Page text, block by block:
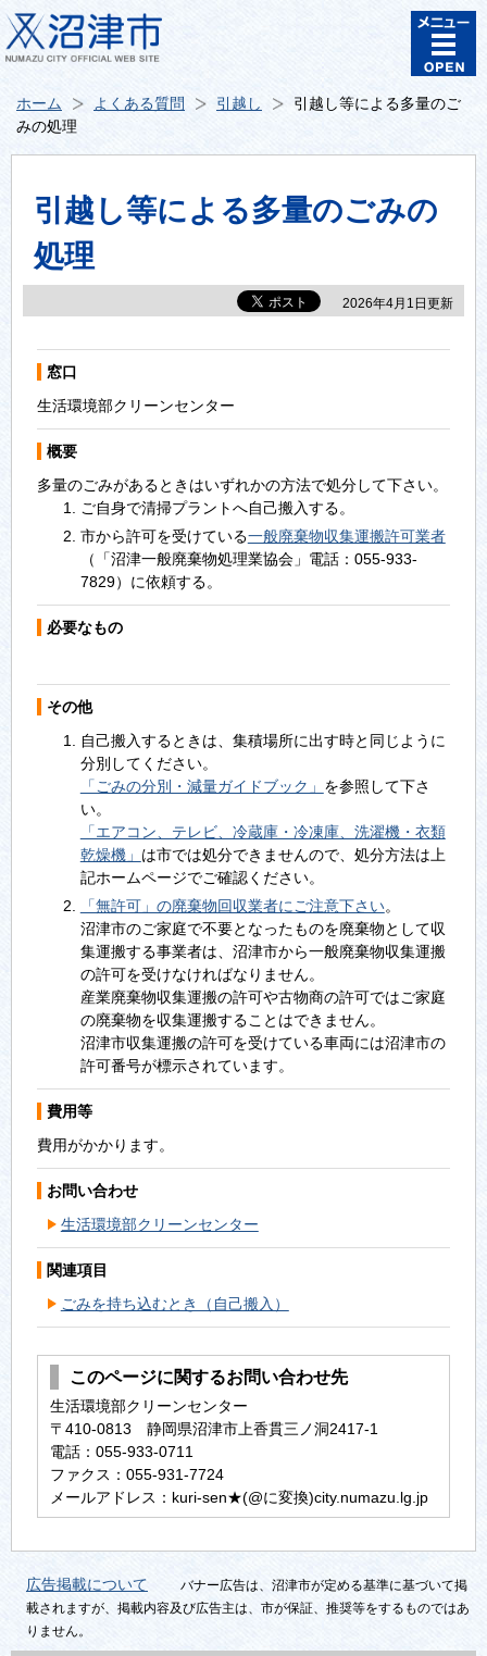
ホーム よくある質問 引越し
引越し等による多量のご
みの処理
引越し等による多量のごみの
処理
2026年4月1日更新
窓口
生活環境部クリーンセンター
概要
多量のごみがあるときはいずれかの方法で処分して下さい。
ご自身で清掃プラントへ自己搬入する。
市から許可を受けている一般廃棄物収集運搬許可業者
（「沼津一般廃棄物処理業協会」電話：055-933-
7829）に依頼する。
必要なもの
その他
自己搬入するときは、集積場所に出す時と同じように
分別してください。
「ごみの分別・減量ガイドブック」 を参照して下さ
い。
「エアコン、テレビ、冷蔵庫・冷凍庫、洗濯機・衣類
乾燥機」 は市では処分できませんので、処分方法は上
記ホームページでご確認ください。
「無許可」の廃棄物回収業者にご注意下さい。
沼津市のご家庭で不要となったものを廃棄物として収
集運搬する事業者は、沼津市から一般廃棄物収集運搬
の許可を受けなければなりません。
産業廃棄物収集運搬の許可や古物商の許可ではご家庭
の廃棄物を収集運搬することはできません。
沼津市収集運搬の許可を受けている車両には沼津市の
許可番号が標示されています。
費用等
費用がかかります。
お問い合わせ
生活環境部クリーンセンター
関連項目
ごみを持ち込むとき（自己搬入）
このページに関するお問い合わせ先
生活環境部クリーンセンター
〒410-0813 静岡県沼津市上香貫三ノ洞2417-1
電話：055-933-0711
ファクス：055-931-7724
メールアドレス：kuri-sen★(@に変換)city.numazu.lg.jp
広告掲載について
バナー広告は、沼津市が定める基準に基づいて掲
載されますが、掲載内容及び広告主は、市が保証、推奨等をするものではあ
りません。